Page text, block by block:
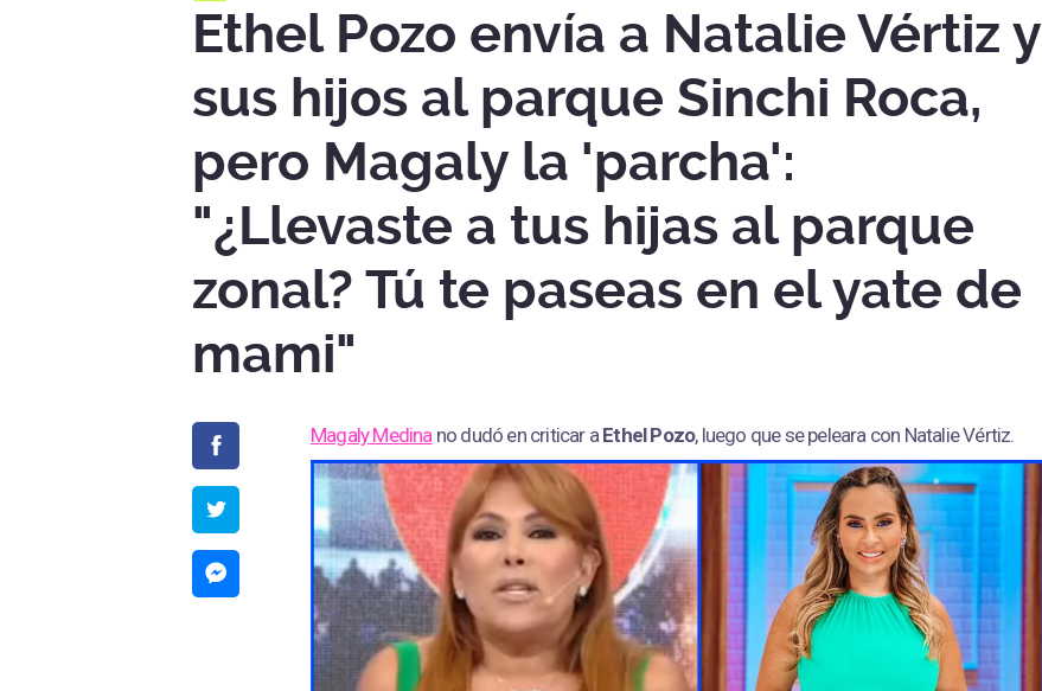
Ethel Pozo envía a Natalie Vértiz y
sus hijos al parque Sinchi Roca,
pero Magaly la 'parcha':
"¿Llevaste a tus hijas al parque
zonal? Tú te paseas en el yate de
mami"
Magaly Medina no dudó en criticar a Ethel Pozo, luego que se peleara con Natalie Vértiz.